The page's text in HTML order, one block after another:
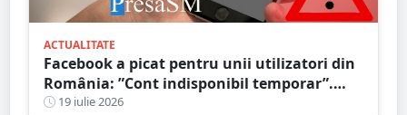
ACTUALITATE
Facebook a picat pentru unii utilizatori din
România: ”Cont indisponibil temporar”.
Probleme și în alte țări
19 iulie 2026